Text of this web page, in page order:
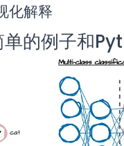
i
l
e
g
a
m
A
p
p
g
e
r
化解释
单的例子和